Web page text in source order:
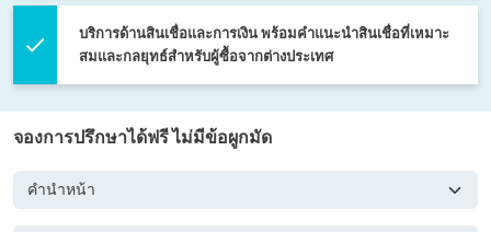
บริการด้านสินเชื่อและการเงิน พร้อมคำแนะนำสินเชื่อที่เหมาะ
สมและกลยุทธ์สำหรับผู้ซื้อจากต่างประเทศ
จองการปรึกษาได้ฟรี ไม่มีข้อผูกมัด